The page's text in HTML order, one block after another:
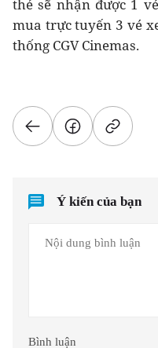
thẻ sẽ nhận được 1
mua trực tuyến 3 vé
thống CGV Cinemas.
Ý kiến của bạn
Bình luận